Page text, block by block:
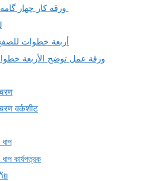
أربعة خطوات
ورقة عمل توضح الأربعة
वर्कशीट
ধাপ
ধাপ কার্যপত্রক
ย